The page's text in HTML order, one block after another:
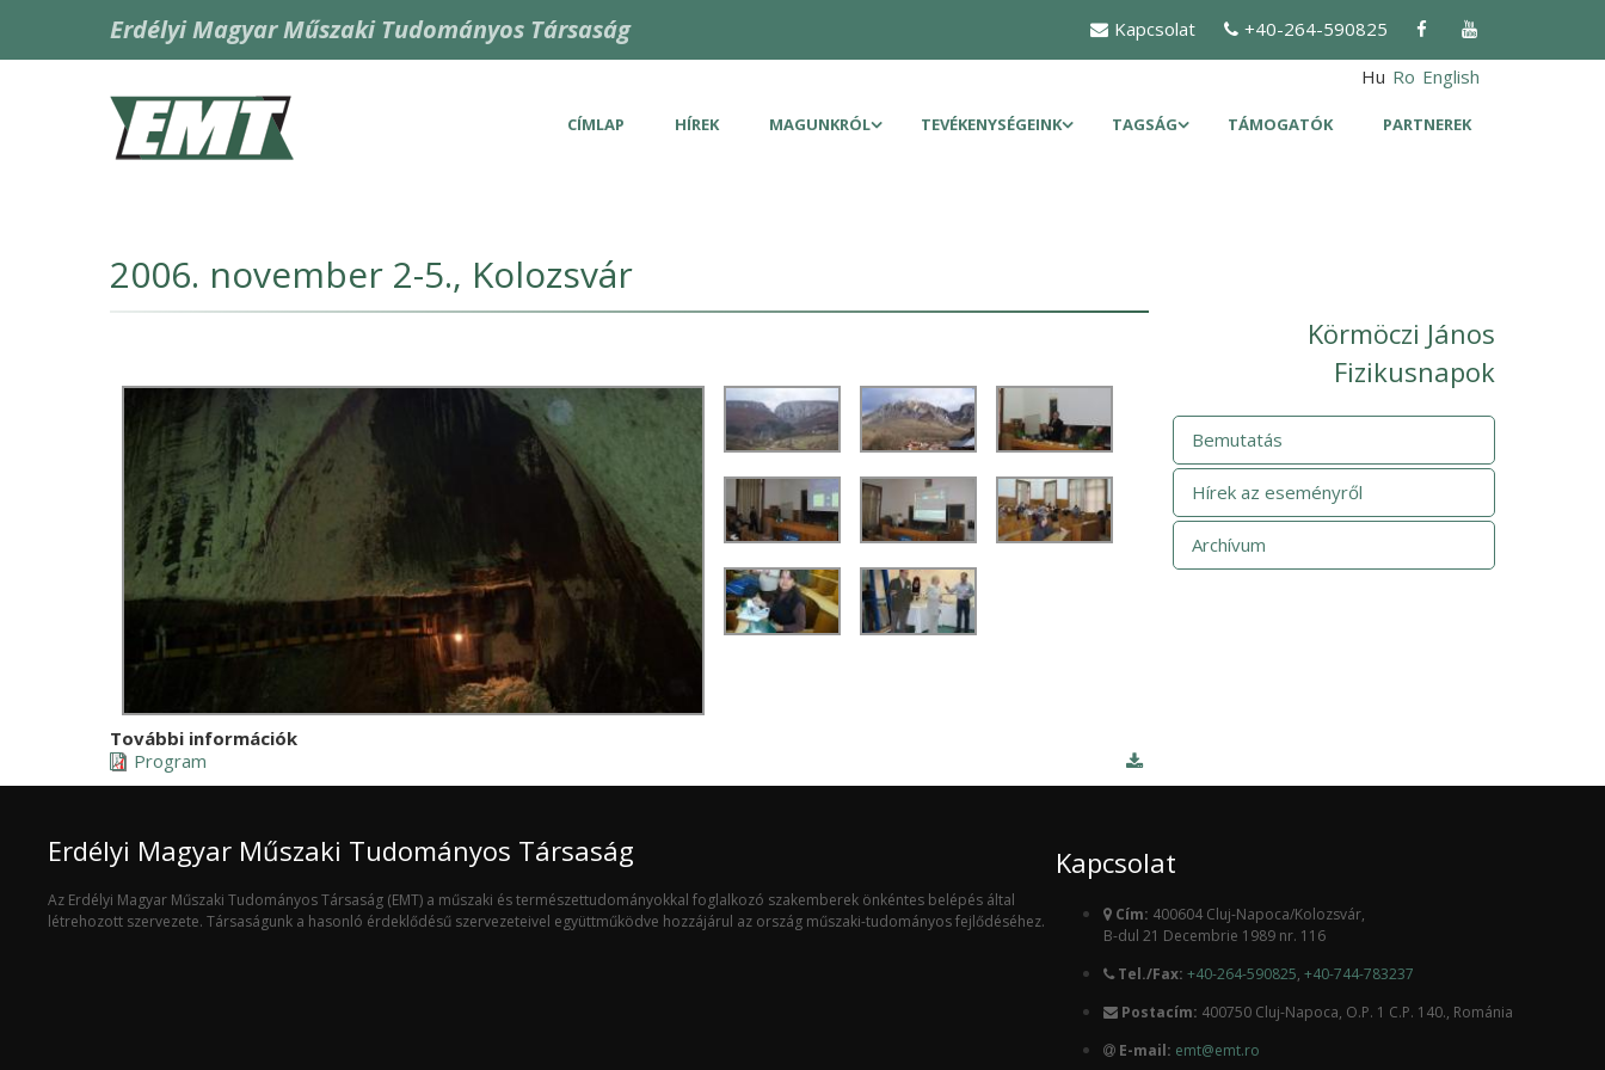
tartalomra
Kapcsolat +40-264-590825
Erdélyi Magyar Műszaki Tudományos Társaság
Hu Ro English
Fő
navigáció
CÍMLAP HÍREK MAGUNKRÓL TEVÉKENYSÉGEINK TAGSÁG TÁMOGATÓK PARTNEREK
Körmöczi János
Fizikusnapok
Bemutatás
Hírek az eseményről
Archívum
2006. november 2-5., Kolozsvár
További információk
Program
Erdélyi Magyar Műszaki Tudományos Társaság
Az Erdélyi Magyar Műszaki Tudományos Társaság (EMT) a műszaki és természettudományokkal foglalkozó szakemberek önkéntes belépés által
létrehozott szervezete. Társaságunk a hasonló érdeklődésű szervezeteivel együttműködve hozzájárul az ország műszaki-tudományos fejlődéséhez.
Kapcsolat
Cím: 400604 Cluj-Napoca/Kolozsvár,
B-dul 21 Decembrie 1989 nr. 116
Tel./Fax: +40-264-590825, +40-744-783237
Postacím: 400750 Cluj-Napoca, O.P. 1 C.P. 140., Románia
E-mail: emt@emt.ro